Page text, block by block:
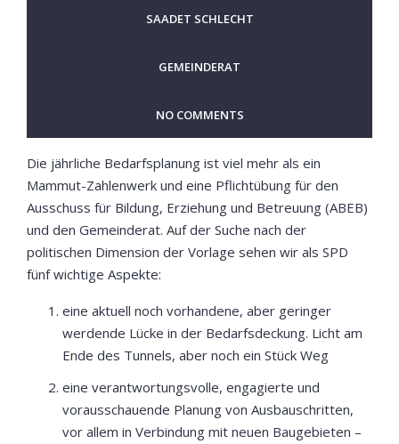
SAADET SCHLECHT
GEMEINDERAT
NO COMMENTS
Die jährliche Bedarfsplanung ist viel mehr als ein
Mammut-Zahlenwerk und eine Pflichtübung für den
Ausschuss für Bildung, Erziehung und Betreuung (ABEB)
und den Gemeinderat. Auf der Suche nach der
politischen Dimension der Vorlage sehen wir als SPD
fünf wichtige Aspekte:
eine aktuell noch vorhandene, aber geringer
werdende Lücke in der Bedarfsdeckung. Licht am
Ende des Tunnels, aber noch ein Stück Weg
eine verantwortungsvolle, engagierte und
vorausschauende Planung von Ausbauschritten,
vor allem in Verbindung mit neuen Baugebieten –